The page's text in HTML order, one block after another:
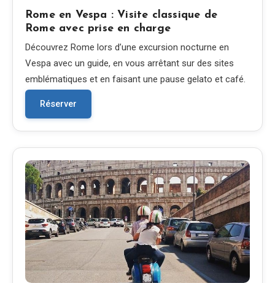
Rome en Vespa : Visite classique de
Rome avec prise en charge
Découvrez Rome lors d’une excursion nocturne en
Vespa avec un guide, en vous arrêtant sur des sites
emblématiques et en faisant une pause gelato et café.
Réserver